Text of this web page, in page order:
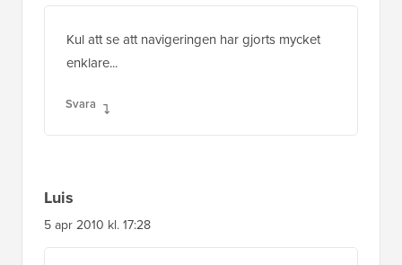
Kul att se att navigeringen har gjorts mycket
enklare...
Svara
Luis
5 apr 2010 kl. 17:28